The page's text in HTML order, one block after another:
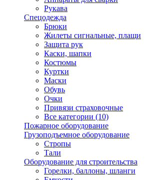
Рукава
Спецодежда
Брюки
Жилеты сигнальные, плащи
Защита рук
Каски, шапки
Костюмы
Куртки
Маски
Обувь
Очки
Привязи страховочные
Все категории (10)
Пожарное оборудование
Грузоподъемное оборудование
Стропы
Тали
Оборудование для строительства
Горелки, баллоны, шланги